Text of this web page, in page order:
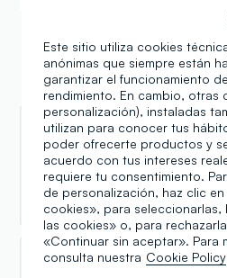
Reseñas
angelaantonietta fiorella
14.01.2026
Il locale è piccolo, ma il
Barbara De Paolis
Este sitio utiliza cookies
anónimas que siempre están
garantizar el funcionamiento
rendimiento. En cambio, otras
personalización), instaladas
utilizan para conocer tus
poder ofrecerte productos y
acuerdo con tus intereses
requiere tu consentimiento.
de personalización, haz clic
cookies», para seleccionarlas,
las cookies» o, para
«Continuar sin aceptar». Para
consulta nuestra Cookie Policy